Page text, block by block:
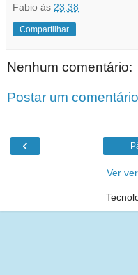
Fabio às 23:38
Compartilhar
Nenhum comentário:
Postar um comentário
‹
Ver